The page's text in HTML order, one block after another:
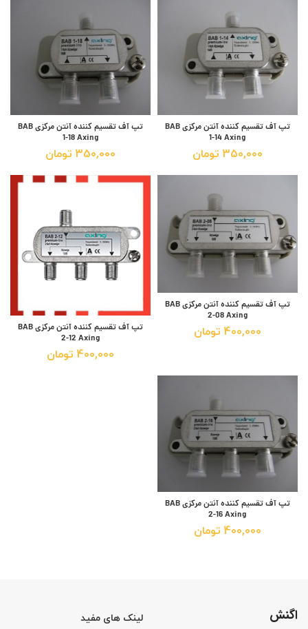
تپ آف تقسیم کننده آنتن مرکزی BAB
1-14 Axing
350,000 تومان
تپ آف تقسیم کننده آنتن مرکزی BAB
1-18 Axing
350,000 تومان
تپ آف تقسیم کننده آنتن مرکزی BAB
2-08 Axing
400,000 تومان
تپ آف تقسیم کننده آنتن مرکزی BAB
2-12 Axing
400,000 تومان
تپ آف تقسیم کننده آنتن مرکزی BAB
2-16 Axing
400,000 تومان
اگنش
لینک های مفید